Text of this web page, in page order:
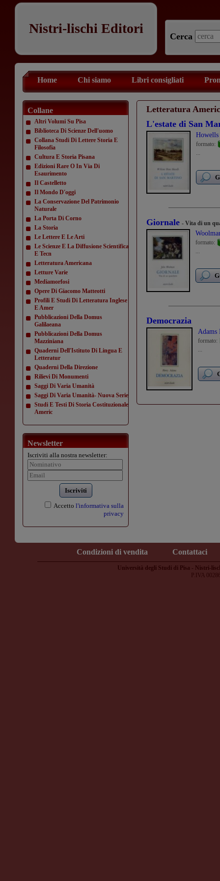
Nistri-lischi Editori
Cerca
Home Chi siamo Libri consigliati
Collane
Altri Volumi Su Pisa
Biblioteca Di Scienze Dell'uomo
Collana Studi Di Lettere Storia E
Filosofia
Cultura E Storia Pisana
Edizioni Rare O In Via Di
Esaurimento
Il Castelletto
Il Mondo D'oggi
La Conservazione Del Patrimonio
Naturale
La Porta Di Corno
La Storia
Le Lettere E Le Arti
Le Scienze E La Diffusione Scientifica
E Tecn
Letteratura Americana
Letture Varie
Mediamorfosi
Opere Di Giacomo Matteotti
Profili E Studi Di Letteratura Inglese
E Amer
Pubblicazioni Della Domus
Galilaeana
Pubblicazioni Della Domus
Mazziniana
Quaderni Dell'Istituto Di Lingua E
Letteratur
Quaderni Della Direzione
Rilievi Di Monumenti
Saggi Di Varia Umanità
Saggi Di Varia Umanità- Nuova Serie
Studi E Testi Di Storia Costituzionale
Americ
Newsletter
Iscriviti alla nostra newsletter:
Iscriviti
Accetto l'informativa sulla
privacy
Letteratura
L'estate di San
formato:
...
Giornale - Vita di un
formato:
...
Democrazia
Adams
formato:
...
Condizioni di vendita Contattaci
Università degli Studi di Pisa - Nistri-
P.IVA